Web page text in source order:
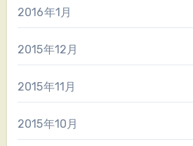
2016年1月
2015年12月
2015年11月
2015年10月